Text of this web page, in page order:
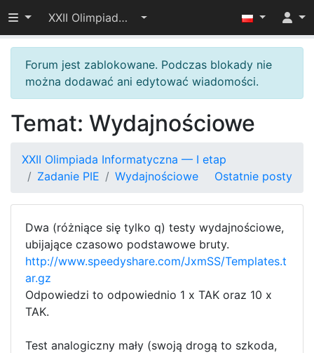
Przełącz widoczność menu
XXII Olimpiada Informatyczna — I etap
Forum jest zablokowane. Podczas blokady nie
można dodawać ani edytować wiadomości.
Temat: Wydajnościowe
XXII Olimpiada Informatyczna — I etap
Zadanie PIE
Wydajnościowe Ostatnie posty
Dwa (różniące się tylko q) testy wydajnościowe,
ubijające czasowo podstawowe bruty.
http://www.speedyshare.com/JxmSS/Templates.t
ar.gz
Odpowiedzi to odpowiednio 1 x TAK oraz 10 x
TAK.
Test analogiczny mały (swoją drogą to szkoda,